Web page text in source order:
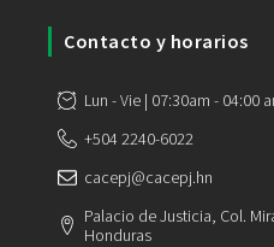
Contacto y horarios
Lun - Vie | 07:30am - 04:00
+504 2240-6022
cacepj@cacepj.hn
Palacio de Justicia, Col.
Honduras